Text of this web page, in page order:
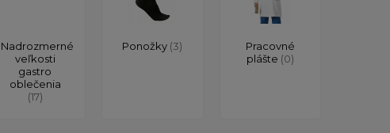
Nadrozmerné
veľkosti
gastro
oblečenia
(17)
Ponožky (3)
Pracovné
plášte (0)